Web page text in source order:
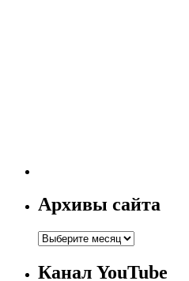
Архивы сайта
Канал YouTube